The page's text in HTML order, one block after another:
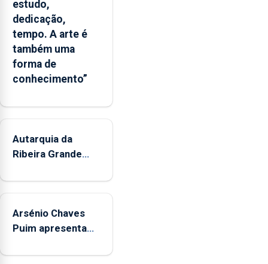
estudo,
dedicação,
tempo. A arte é
também uma
forma de
conhecimento”
Autarquia da
Ribeira Grande
"Museus no
Arsénio Chaves
Puim apresenta
Biblioteca de Vila